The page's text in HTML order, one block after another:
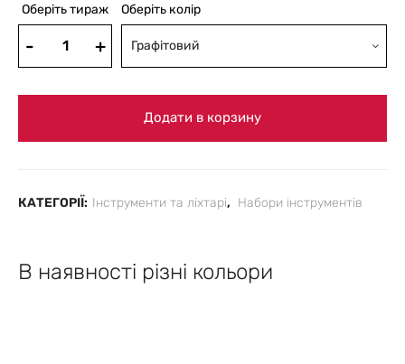
Оберіть тираж Оберіть колір
Графітовий
Додати в корзину
КАТЕГОРІЇ: Інструменти та ліхтарі, Набори інструментів
В наявності різні кольори